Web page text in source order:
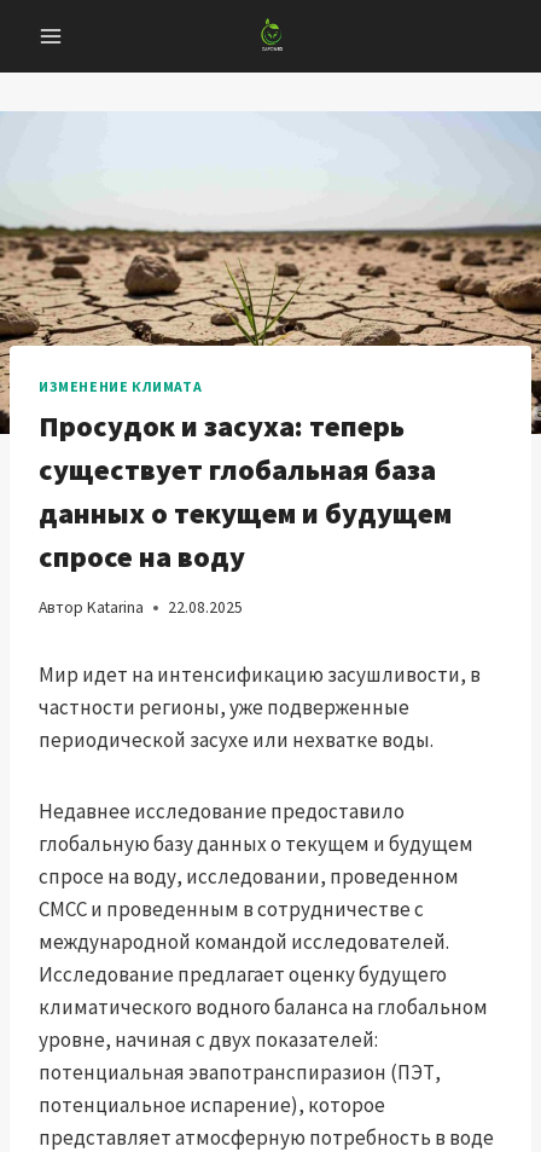
содержанию
ИЗМЕНЕНИЕ КЛИМАТА
Просудок и засуха: теперь
существует глобальная база
данных о текущем и будущем
спросе на воду
Автор Katarina 22.08.2025
Мир идет на интенсификацию засушливости, в
частности регионы, уже подверженные
периодической засухе или нехватке воды.
Недавнее исследование предоставило
глобальную базу данных о текущем и будущем
спросе на воду, исследовании, проведенном
CMCC и проведенным в сотрудничестве с
международной командой исследователей.
Исследование предлагает оценку будущего
климатического водного баланса на глобальном
уровне, начиная с двух показателей:
потенциальная эвапотранспиразион (ПЭТ,
потенциальное испарение), которое
представляет атмосферную потребность в воде